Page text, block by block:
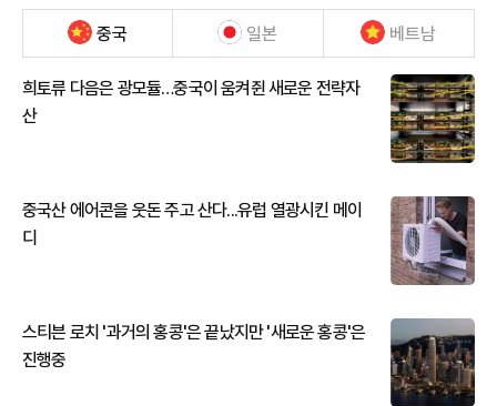
중국 일본 베트남
희토류 다음은 광모듈…중국이 움켜쥔 새로운 전략자
산
중국산 에어콘을 웃돈 주고 산다...유럽 열광시킨 메이
디
스티븐 로치 '과거의 홍콩'은 끝났지만 '새로운 홍콩'은
진행중